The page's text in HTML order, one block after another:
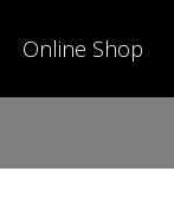
Online Shop